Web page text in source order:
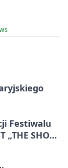
Festiwalu
„THE SHOW